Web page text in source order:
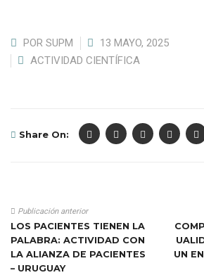
POR SUPM
13 MAYO, 2025
ACTIVIDAD CIENTÍFICA
Share On:
Publicación anterior
LOS PACIENTES TIENEN LA
PALABRA: ACTIVIDAD CON
LA ALIANZA DE PACIENTES
– URUGUAY
UN